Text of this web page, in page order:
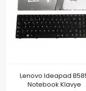
Lenovo Ideapad
Notebook Klavye